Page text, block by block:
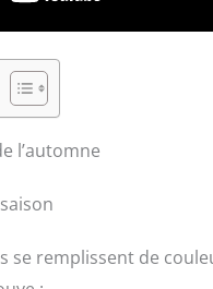
l’automne
se remplissent de